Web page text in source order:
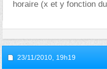
horaire (x et y fonction
23/11/2010, 19h19